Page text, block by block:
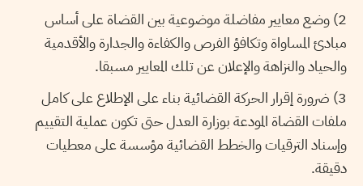
2) وضع معايير مفاضلة موضوعية بين القضاة على أساس
مبادئ المساواة وتكافؤ الفرص والكفاءة والجدارة والأقدمية
والحياد والنزاهة والإعلان عن تلك المعايير مسبقا.
3) ضرورة إقرار الحركة القضائية بناء على الإطلاع على كامل
ملفات القضاة المودعة بوزارة العدل حتى تكون عملية التقييم
وإسناد الترقيات والخطط القضائية مؤسسة على معطيات
دقيقة.